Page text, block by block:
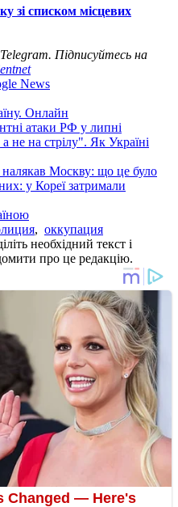
зі списком місцевих
Підписуйтесь на
News
Онлайн
атаки РФ у липні
не на стрілу". Як Україні
налякав Москву: що це було
у Кореї затримали
, оккупация
необхідний текст і
про це редакцію.